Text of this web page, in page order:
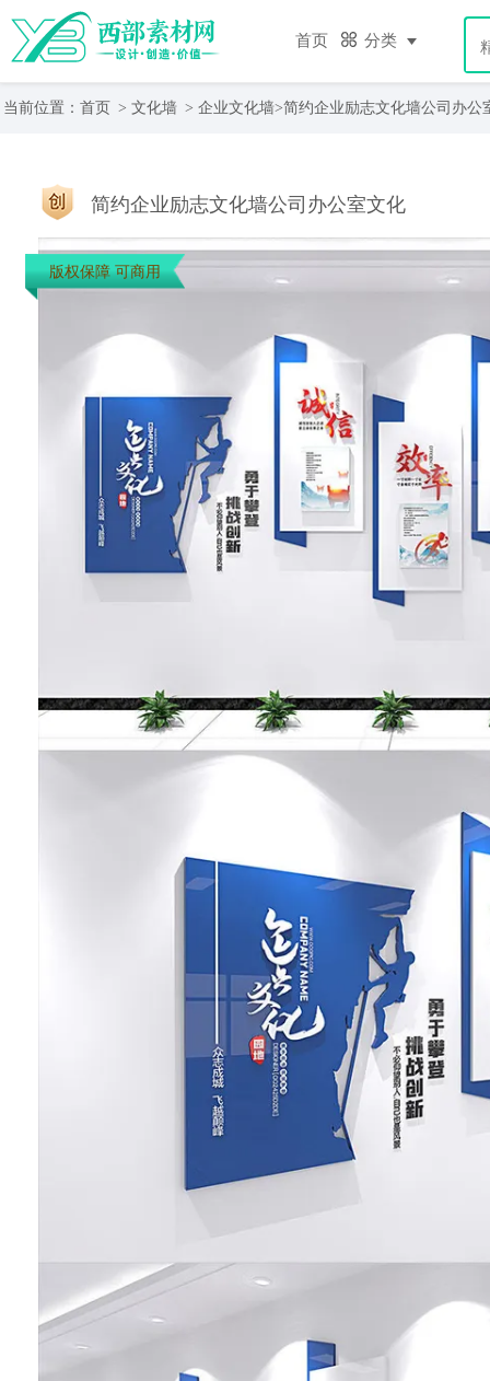
首页 分类
当前位置： 首页 > 文化墙 > 企业文化墙>简约企业励志文化墙公司办公
简约企业励志文化墙公司办公室文化
版权保障 可商用